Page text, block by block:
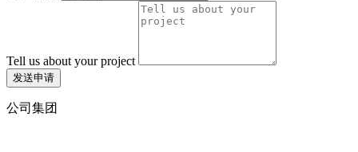
Tell us about your project
发送申请
公司集团